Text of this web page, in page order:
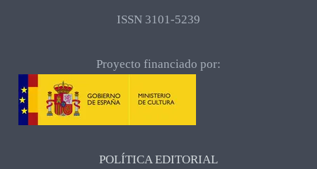
ISSN 3101-5239
Proyecto financiado por:
POLÍTICA EDITORIAL